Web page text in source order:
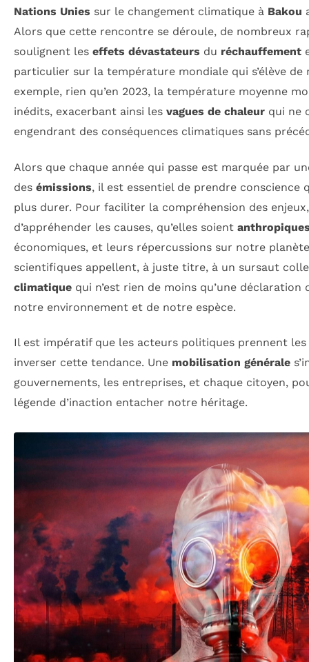
Nations Unies sur le changement climatique à Bakou
Alors que cette rencontre se déroule, de nombreux
soulignent les effets dévastateurs du réchauffement
particulier sur la température mondiale qui s’élève de
exemple, rien qu’en 2023, la température moyenne
inédits, exacerbant ainsi les vagues de chaleur qui ne
engendrant des conséquences climatiques sans
Alors que chaque année qui passe est marquée par
des émissions, il est essentiel de prendre conscience
plus durer. Pour faciliter la compréhension des
d’appréhender les causes, qu’elles soient
économiques, et leurs répercussions sur notre
scientifiques appellent, à juste titre, à un sursaut
climatique qui n’est rien de moins qu’une déclaration
notre environnement et de notre espèce.
Il est impératif que les acteurs politiques prennent les
inverser cette tendance. Une mobilisation générale
gouvernements, les entreprises, et chaque citoyen,
légende d’inaction entacher notre héritage.